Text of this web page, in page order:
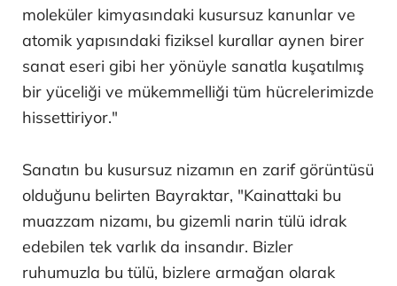
moleküler kimyasındaki kusursuz kanunlar ve
atomik yapısındaki fiziksel kurallar aynen birer
sanat eseri gibi her yönüyle sanatla kuşatılmış
bir yüceliği ve mükemmelliği tüm hücrelerimizde
hissettiriyor."
Sanatın bu kusursuz nizamın en zarif görüntüsü
olduğunu belirten Bayraktar, "Kainattaki bu
muazzam nizamı, bu gizemli narin tülü idrak
edebilen tek varlık da insandır. Bizler
ruhumuzla bu tülü, bizlere armağan olarak